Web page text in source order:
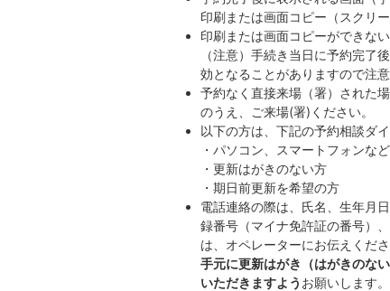
印刷または画面コピー（スクリ
印刷または画面コピーができな
（注意）手続き当日に予約完了
効となることがありますので注意
予約なく直接来場（署）された
のうえ、ご来場(署)ください。
以下の方は、下記の予約相談ダ
・パソコン、スマートフォンな
・更新はがきのない方
・期日前更新を希望の方
電話連絡の際は、氏名、生年月
録番号（マイナ免許証の番号）
は、オペレーターにお伝えくださ
手元に更新はがき（はがきのな
いただきますよう お願いします。